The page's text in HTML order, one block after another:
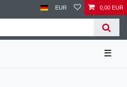
EUR 0,00 EUR
☰